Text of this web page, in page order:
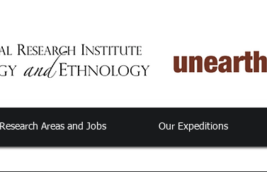
Research Areas and Jobs Our Expeditions